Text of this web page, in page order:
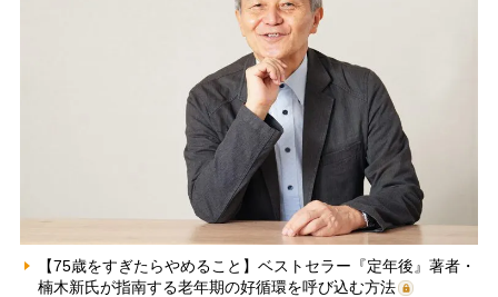
【75歳をすぎたらやめること】ベストセラー『定年後』著者・
楠木新氏が指南する老年期の好循環を呼び込む方法